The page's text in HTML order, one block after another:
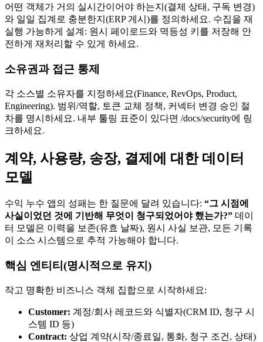
어떤 객체가 거의 실시간이어야 하는지(결제 상태, 구독 변경)
와 일일 집계로 충분한지(ERP 게시)를 정의하세요. 수집을 재
실행 가능하게 설계: 원시 페이로드와 멱등성 키를 저장해 안
전하게 재처리할 수 있게 하세요.
소유권과 접근 통제
각 소스별 소유자를 지정하세요(Finance, RevOps, Product,
Engineering). 범위/역할, 토큰 교체 정책, 커넥터 변경 승인 절
차를 명시하세요. 내부 툴링 표준이 있다면 /docs/security에 링
크하세요.
계약, 사용량, 송장, 결제에 대한 데이터
모델
수익 누수 앱의 성패는 한 질문에 달려 있습니다: “그 시점에
사실이었던 것에 기반해 무엇이 청구되었어야 했는가?” 데이
터 모델은 이력을 보존(유효 날짜), 원시 사실 보관, 모든 기록
이 소스 시스템으로 추적 가능해야 합니다.
핵심 엔티티(명시적으로 유지)
작고 명확한 비즈니스 객체 집합으로 시작하세요:
Customer: 계정/회사 레코드와 식별자(CRM ID, 청구 시
스템 ID 등)
Contract: 상업 계약(시작/종료일, 통화, 청구 조건, 상태)